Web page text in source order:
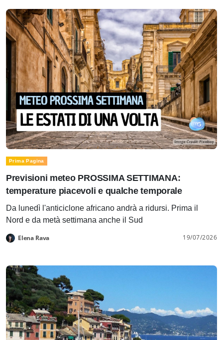
Prima Pagina
Previsioni meteo PROSSIMA SETTIMANA:
temperature piacevoli e qualche temporale
Da lunedì l'anticiclone africano andrà a ridursi. Prima il
Nord e da metà settimana anche il Sud
Elena Rava 19/07/2026